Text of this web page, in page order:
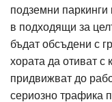
подземни
в подходящи за
бъдат обсъдени с
хората да отиват с
придвижват до
сериозно трафика